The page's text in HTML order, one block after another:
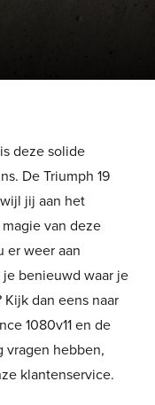
deze solide
De Triumph 19
jij aan het
van deze
er weer aan
benieuwd waar je
Kijk dan eens naar
1080v11 en de
vragen hebben,
klantenservice.